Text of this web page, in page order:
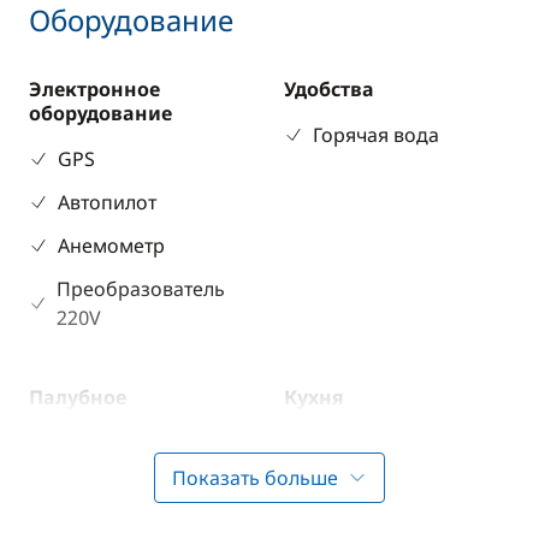
Оборудование
Электронное
оборудование
GPS
Автопилот
Анемометр
Преобразователь
220V
Удобства
Горячая вода
Палубное
Брызгозащитный
Кухня
Холодильник
Показать больше